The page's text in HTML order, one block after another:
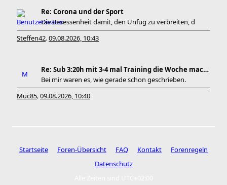
Re: Corona und der Sport
Die Besessenheit damit, den Unfug zu verbreiten, d
Steffen42, 09.08.2026, 10:43
Re: Sub 3:20h mit 3-4 mal Training die Woche machb
Bei mir waren es, wie gerade schon geschrieben.
Muc85, 09.08.2026, 10:40
Startseite Foren-Übersicht FAQ Kontakt
Forenregeln
Datenschutz